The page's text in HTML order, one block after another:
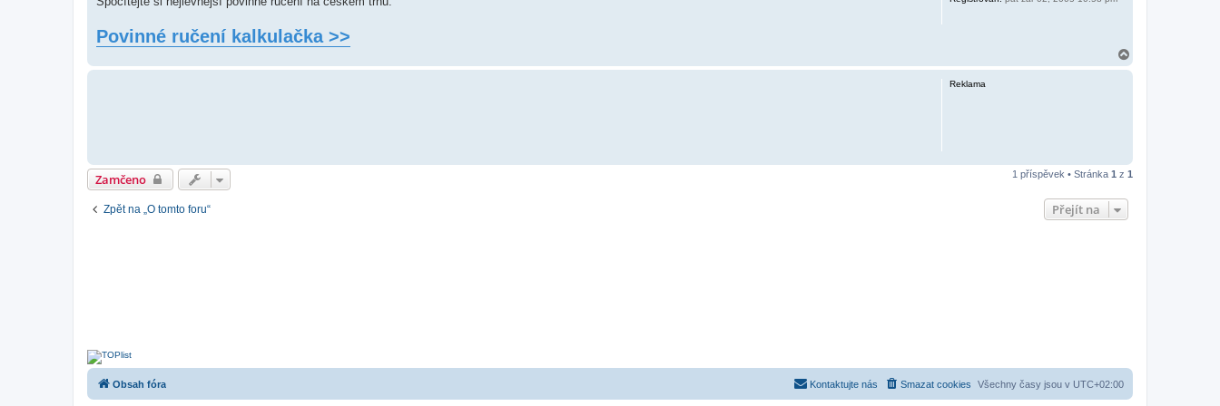
ě
v
Povinné ručení kalkulačka >>
Reklama
Zamčeno 1 příspěvek • Stránka 1 z 1
Zpět na „O tomto foru“ Přejít na
Obsah fóra Všechny časy jsou v UTC+02:00
Smazat cookies
Kontaktujte nás